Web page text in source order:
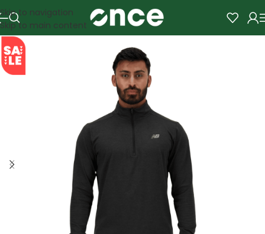
Skip to navigation
Skip to main content
SALE